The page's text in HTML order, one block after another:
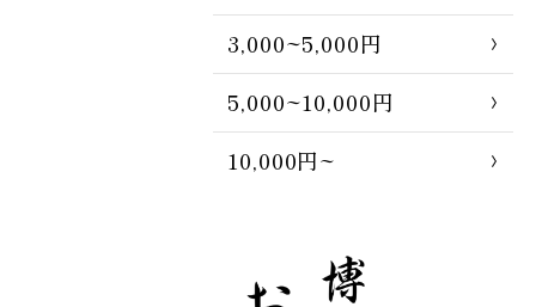
3,000~5,000円
5,000~10,000円
10,000円~